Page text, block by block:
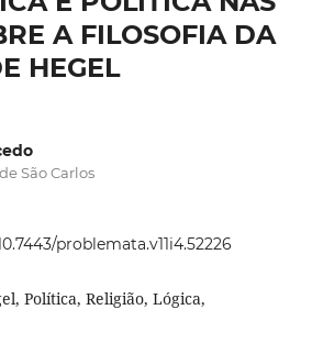
A FILOSOFIA DA
HEGEL
São Carlos
problemata.v11i4.52226
Política, Religião, Lógica,